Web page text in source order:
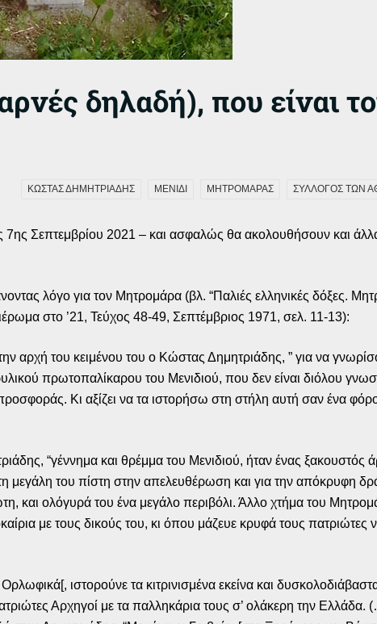
δηλαδή), που είναι
ΚΩΣΤΑΣ ΔΗΜΗΤΡΙΑΔΗΣ ΜΕΝΙΔΙ ΜΗΤΡΟΜΑΡΑΣ ΣΥΛΛΟΓΟΣ ΤΩΝ
7ης Σεπτεμβρίου 2021 – και ασφαλώς θα ακολουθήσουν και
λόγο για τον Μητρομάρα (βλ. “Παλιές ελληνικές δόξες.
στο ’21, Τεύχος 48-49, Σεπτέμβριος 1971, σελ. 11-13):
αρχή του κειμένου του ο Κώστας Δημητριάδης, ” για να
πρωτοπαλίκαρου του Μενιδιού, που δεν είναι διόλου
Κι αξίζει να τα ιστορήσω στη στήλη αυτή σαν ένα φόρο
“γέννημα και θρέμμα του Μενιδιού, ήταν ένας ξακουστός
τη μεγάλη του πίστη στην απελευθέρωση και για την απόκρυφη
και ολόγυρά του ένα μεγάλο περιβόλι. Άλλο χτήμα του
με τους δικούς του, κι όπου μάζευε κρυφά τους πατριώτες
ιστορούνε τα κιτρινισμένα εκείνα και
Αρχηγοί με τα παλληκάρια τους σ’ ολάκερη την